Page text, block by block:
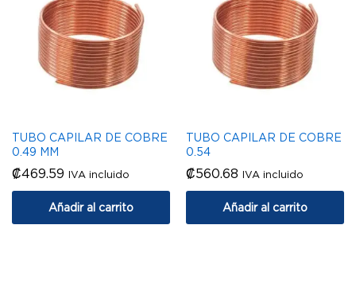
TUBO CAPILAR DE COBRE
0.49 MM
₡469.59 IVA incluido
Añadir al carrito
TUBO CAPILAR DE COBRE
0.54
₡560.68 IVA incluido
Añadir al carrito